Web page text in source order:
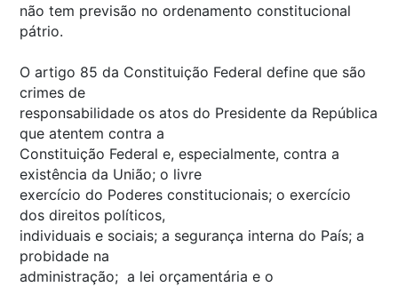
não tem previsão no ordenamento constitucional
pátrio.
O artigo 85 da Constituição Federal define que são
crimes de
responsabilidade os atos do Presidente da República
que atentem contra a
Constituição Federal e, especialmente, contra a
existência da União; o livre
exercício do Poderes constitucionais; o exercício
dos direitos políticos,
individuais e sociais; a segurança interna do País; a
probidade na
administração; a lei orçamentária e o